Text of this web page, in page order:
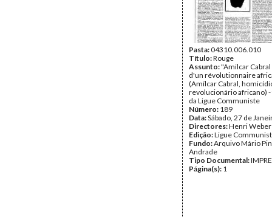
Pasta:04310.006.010
Título:Rouge
Assunto:"Amilcar
d'un révolutionnaire
(Amílcar Cabral,
revolucionário africano)
da Ligue Communiste
Número: 189
Data:Sábado, 27 de
Directores:Henri Weber
Edição:Ligue
Fundo:Arquivo Mário
Andrade
Tipo Documental:
Página(s): 1